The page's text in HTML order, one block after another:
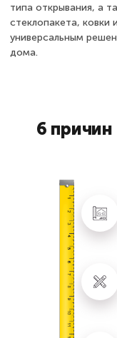
типа открывания, а
стеклопакета,
универсальным
дома.
6 причин